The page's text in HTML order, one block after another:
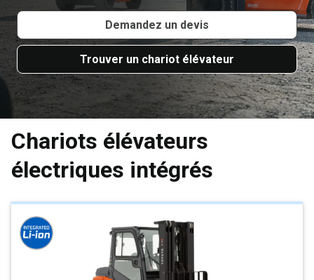
Demandez un devis
Trouver un chariot élévateur
Chariots élévateurs
électriques intégrés